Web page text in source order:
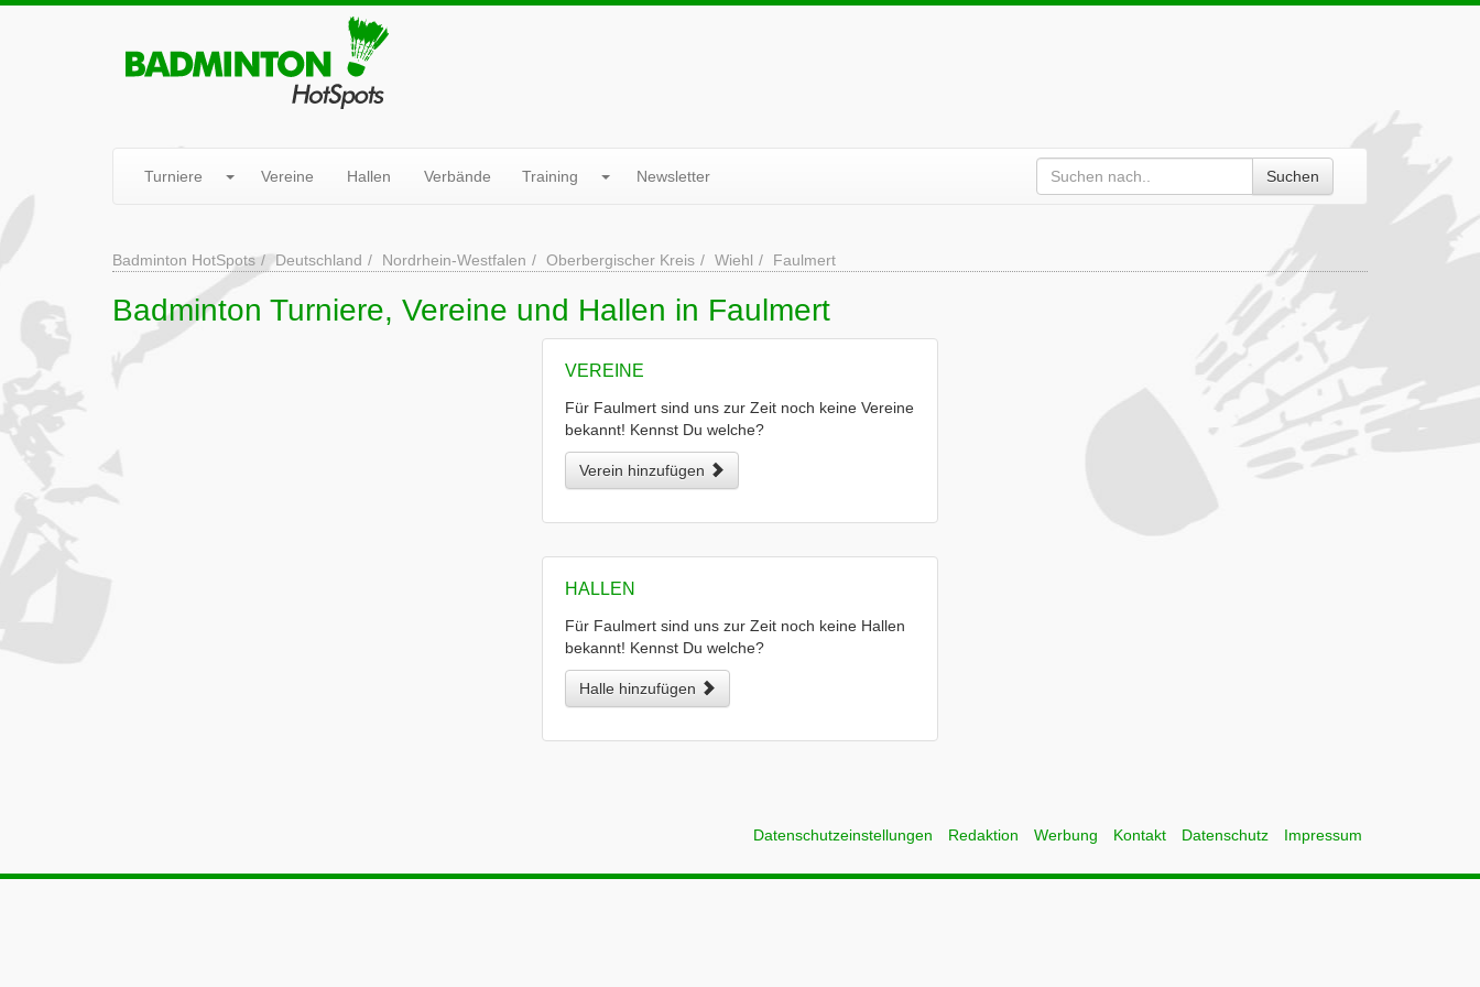
Turniere Vereine Hallen Verbände Training Newsletter Suchen
Badminton HotSpots Deutschland Nordrhein-Westfalen Oberbergischer Kreis Wiehl Faulmert
Badminton Turniere, Vereine und Hallen in Faulmert
VEREINE
Für Faulmert sind uns zur Zeit noch keine Vereine
bekannt! Kennst Du welche?
Verein hinzufügen
HALLEN
Für Faulmert sind uns zur Zeit noch keine Hallen
bekannt! Kennst Du welche?
Halle hinzufügen
Datenschutzeinstellungen Redaktion Werbung Kontakt Datenschutz Impressum